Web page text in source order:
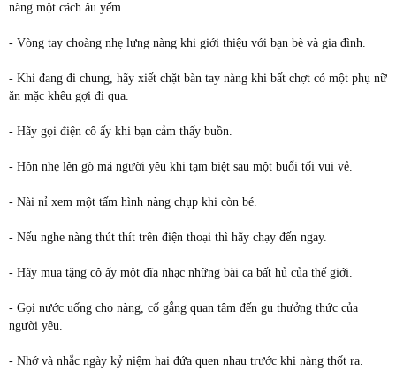
nàng một cách âu yếm.
- Vòng tay choàng nhẹ lưng nàng khi giới thiệu với bạn bè và gia đình.
- Khi đang đi chung, hãy xiết chặt bàn tay nàng khi bất chợt có một phụ nữ
ăn mặc khêu gợi đi qua.
- Hãy gọi điện cô ấy khi bạn cảm thấy buồn.
- Hôn nhẹ lên gò má người yêu khi tạm biệt sau một buổi tối vui vẻ.
- Nài nỉ xem một tấm hình nàng chụp khi còn bé.
- Nếu nghe nàng thút thít trên điện thoại thì hãy chạy đến ngay.
- Hãy mua tặng cô ấy một đĩa nhạc những bài ca bất hủ của thế giới.
- Gọi nước uống cho nàng, cố gắng quan tâm đến gu thưởng thức của
người yêu.
- Nhớ và nhắc ngày kỷ niệm hai đứa quen nhau trước khi nàng thốt ra.